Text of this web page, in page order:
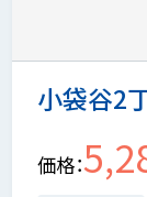
小袋谷2
価格